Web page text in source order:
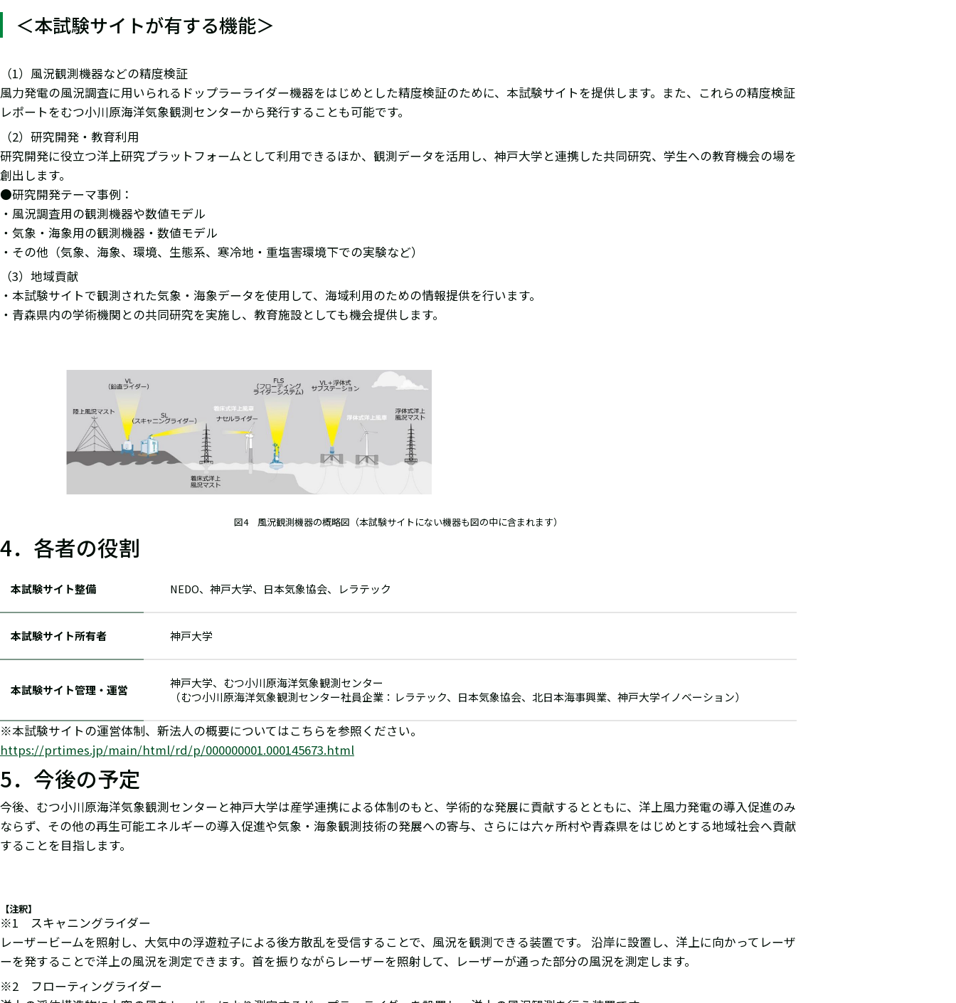
＜本試験サイトが有する機能＞
（1）風況観測機器などの精度検証
風力発電の風況調査に用いられるドップラーライダー機器をはじめとした精度検証のために、本試験サイトを提供します。また、これらの精度検証
レポートをむつ小川原海洋気象観測センターから発行することも可能です。
（2）研究開発・教育利用
研究開発に役立つ洋上研究プラットフォームとして利用できるほか、観測データを活用し、神戸大学と連携した共同研究、学生への教育機会の場を
創出します。
●研究開発テーマ事例：
・風況調査用の観測機器や数値モデル
・気象・海象用の観測機器・数値モデル
・その他（気象、海象、環境、生態系、寒冷地・重塩害環境下での実験など）
（3）地域貢献
・本試験サイトで観測された気象・海象データを使用して、海域利用のための情報提供を行います。
・青森県内の学術機関との共同研究を実施し、教育施設としても機会提供します。
図4 風況観測機器の概略図（本試験サイトにない機器も図の中に含まれます）
4．各者の役割
本試験サイト整備 NEDO、神戸大学、日本気象協会、レラテック
本試験サイト所有者 神戸大学
本試験サイト管理・運営
神戸大学、むつ小川原海洋気象観測センター
（むつ小川原海洋気象観測センター社員企業：レラテック、日本気象協会、北日本海事興業、神戸大学イノベーション）
※本試験サイトの運営体制、新法人の概要についてはこちらを参照ください。
https://prtimes.jp/main/html/rd/p/000000001.000145673.html
5．今後の予定
今後、むつ小川原海洋気象観測センターと神戸大学は産学連携による体制のもと、学術的な発展に貢献するとともに、洋上風力発電の導入促進のみ
ならず、その他の再生可能エネルギーの導入促進や気象・海象観測技術の発展への寄与、さらには六ヶ所村や青森県をはじめとする地域社会へ貢献
することを目指します。
【注釈】
※1 スキャニングライダー
レーザービームを照射し、大気中の浮遊粒子による後方散乱を受信することで、風況を観測できる装置です。 沿岸に設置し、洋上に向かってレーザ
ーを発することで洋上の風況を測定できます。首を振りながらレーザーを照射して、レーザーが通った部分の風況を測定します。
※2 フローティングライダー